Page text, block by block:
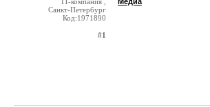
Санкт-Петербург
Код:1971890
#1